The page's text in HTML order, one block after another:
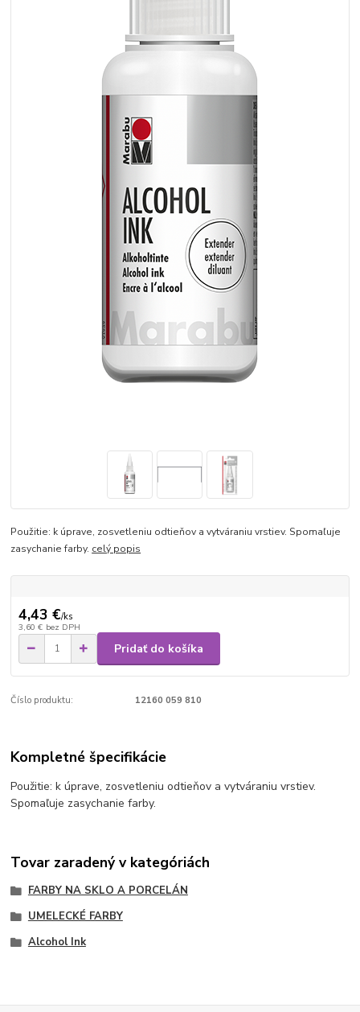
Použitie: k úprave, zosvetleniu odtieňov a vytváraniu vrstiev. Spomaľuje
zasychanie farby. celý popis
4,43 €/ks
3,60 € bez DPH
Pridať do košíka
Číslo produktu: 12160 059 810
Kompletné špecifikácie
Použitie: k úprave, zosvetleniu odtieňov a vytváraniu vrstiev.
Spomaľuje zasychanie farby.
Tovar zaradený v kategóriách
FARBY NA SKLO A PORCELÁN
UMELECKÉ FARBY
Alcohol Ink